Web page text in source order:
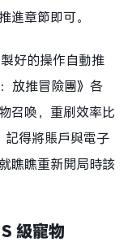
進章節即可。
好的操作自動推
放推冒險團》各
召喚，重刷效率比
記得將賬戶與電子
瞧瞧重新開局時該
級寵物